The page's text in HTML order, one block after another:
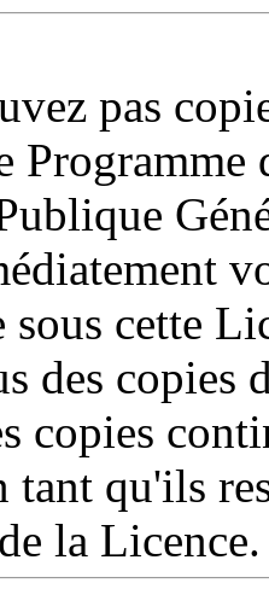
pas
Programme
sous cette
des
copies
qu'ils
la Licence.